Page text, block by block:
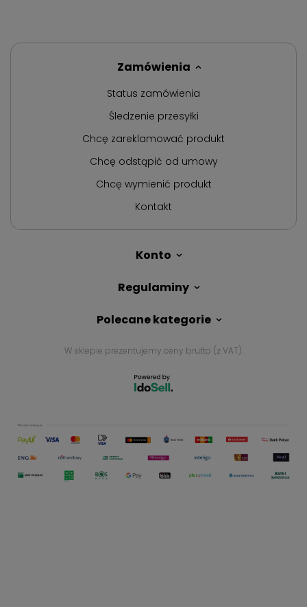
Zamówienia
Status zamówienia
Śledzenie przesyłki
Chcę zareklamować produkt
Chcę odstąpić od umowy
Chcę wymienić produkt
Kontakt
Konto
Regulaminy
Polecane kategorie
W sklepie prezentujemy ceny brutto (z VAT).